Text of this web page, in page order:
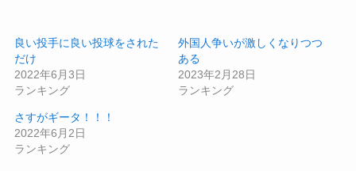
良い投手に良い投球をされた
だけ
2022年6月3日
ランキング
外国人争いが激しくなりつつ
ある
2023年2月28日
ランキング
さすがギータ！！！
2022年6月2日
ランキング